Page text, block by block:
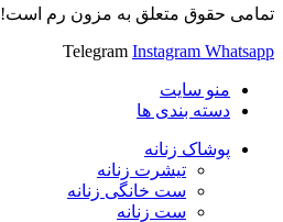
تمامی حقوق متعلق به مزون رم است!
Telegram Instagram Whatsapp
منو سایت
دسته بندی ها
پوشاک زنانه
تیشرت زنانه
ست خانگی زنانه
ست زنانه